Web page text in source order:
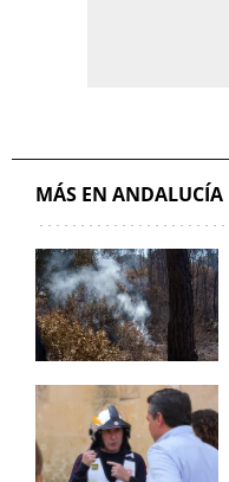
MÁS EN ANDALUCÍA